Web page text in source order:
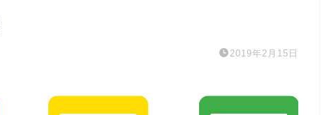
2019年2月15日